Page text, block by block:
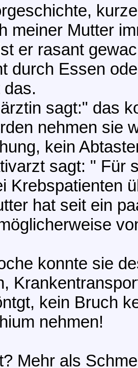
meiner Mutter
er rasant
durch Essen
das.
sagt:" das
nehmen sie
kein
sagt: " Für
Krebspatienten
hat seit ein
konnte sie
kein Bruch
nehmen!
Mehr als